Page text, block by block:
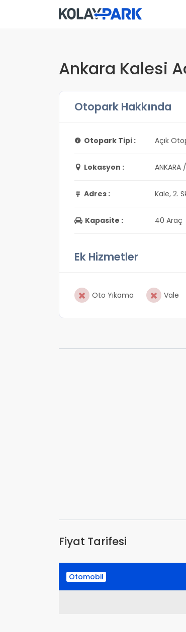
Ankara Kalesi
Otopark Hakkında
Otopark Tipi : Açık
Lokasyon : ANKARA
Adres : Kale, 2.
Kapasite : 40 Araç
Ek Hizmetler
Oto Yıkama Vale
Fiyat Tarifesi
Otomobil